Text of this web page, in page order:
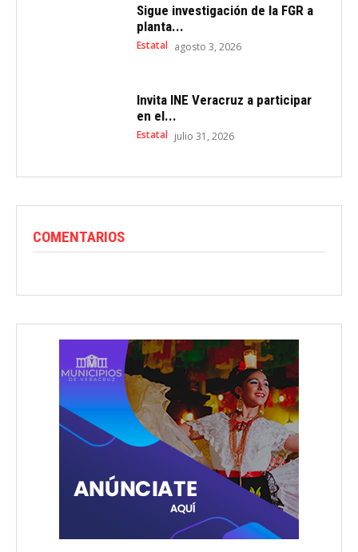
Sigue investigación de la FGR a
planta...
Estatal agosto 3, 2026
Invita INE Veracruz a participar
en el...
Estatal julio 31, 2026
COMENTARIOS